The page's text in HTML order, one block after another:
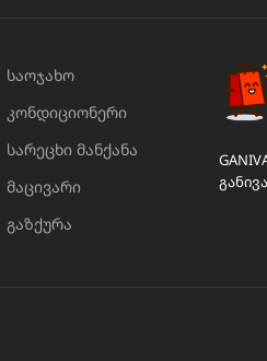
საოჯახო
კონდიციონერი
სარეცხი მანქანა
მაცივარი
გაზქურა